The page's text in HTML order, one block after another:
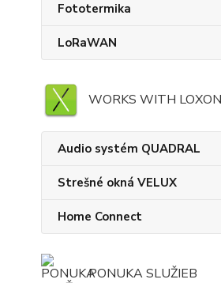
Fototermika
LoRaWAN
WORKS WITH
Audio systém QUADRAL
Strešné okná VELUX
Home Connect
PONUKA SLUŽIEB